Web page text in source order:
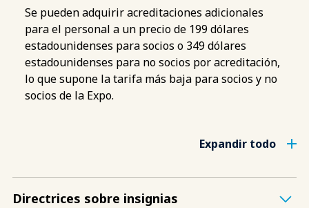
Se pueden adquirir acreditaciones adicionales
para el personal a un precio de 199 dólares
estadounidenses para socios o 349 dólares
estadounidenses para no socios por acreditación,
lo que supone la tarifa más baja para socios y no
socios de la Expo.
Expandir todo
Directrices sobre insignias